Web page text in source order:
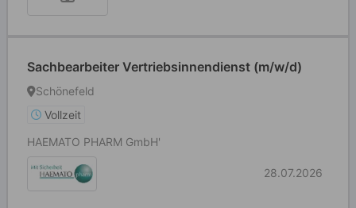
Sachbearbeiter Vertriebsinnendienst (m/w/d)
Schönefeld
Vollzeit
HAEMATO PHARM GmbH'
28.07.2026